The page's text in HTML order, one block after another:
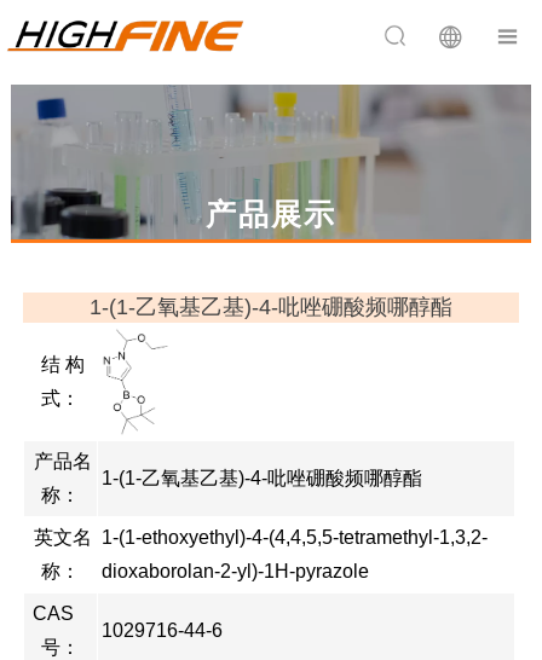
 
产品展示
1-(1-乙氧基乙基)-4-吡唑硼酸频哪醇酯
结 构
式：
产品名
称：
1-(1-乙氧基乙基)-4-吡唑硼酸频哪醇酯
英文名
称：
1-(1-ethoxyethyl)-4-(4,4,5,5-tetramethyl-1,3,2-
dioxaborolan-2-yl)-1H-pyrazole
CAS
号：
1029716-44-6